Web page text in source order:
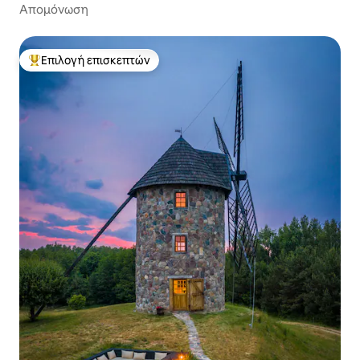
Απομόνωση
Κορυφαία επιλογή επισκεπτών
Επιλογή επισκεπτών